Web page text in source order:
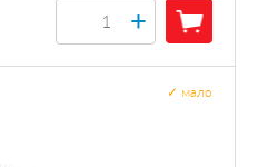
+
мало